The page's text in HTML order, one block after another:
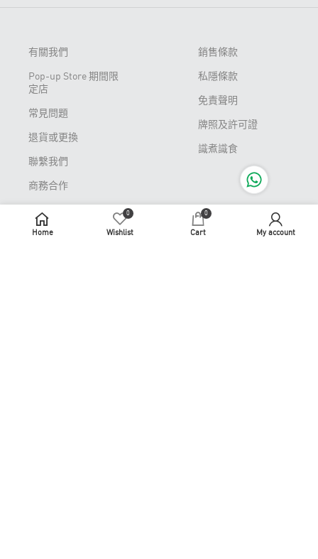
有關我們
Pop-up Store 期間限
定店
常見問題
退貨或更換
聯繫我們
商務合作
使用條款
銷售條款
私隱條款
免責聲明
牌照及許可證
識煮識食
Home
0
Wishlist
0
Cart My account